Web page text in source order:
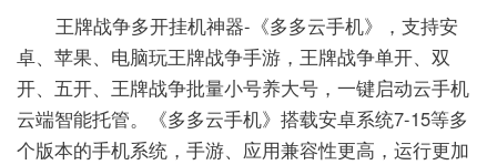
王牌战争多开挂机神器-《多多云手机》，支持安
卓、苹果、电脑玩王牌战争手游，王牌战争单开、双
开、五开、王牌战争批量小号养大号，一键启动云手机
云端智能托管。《多多云手机》搭载安卓系统7-15等多
个版本的手机系统，手游、应用兼容性更高，运行更加